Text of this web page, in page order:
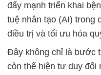
đẩy mạnh triển khai
tuệ nhân tạo (AI) trong
điều trị và tối ưu hóa
Đây không chỉ là bước
còn thể hiện tư duy đổi